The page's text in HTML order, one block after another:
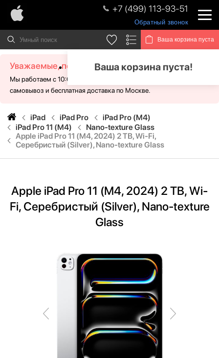
+7 (499) 113-93-51
Обратный звонок
Ваша корзина пуста
Ваша корзина пуста!
Уважаемые, посетители!
Мы работаем с 10:00 - 21:00 без выходных. Для Вас доступен
самовывоз и бесплатная доставка по Москве.
iPad iPad Pro
iPad Pro (M4)
iPad Pro 11 (M4)
Nano-texture Glass
Apple iPad Pro 11 (M4, 2024) 2 TB, Wi-Fi,
Серебристый (Silver), Nano-texture Glass
Apple iPad Pro 11 (M4, 2024) 2 TB, Wi-
Fi, Серебристый (Silver), Nano-texture
Glass